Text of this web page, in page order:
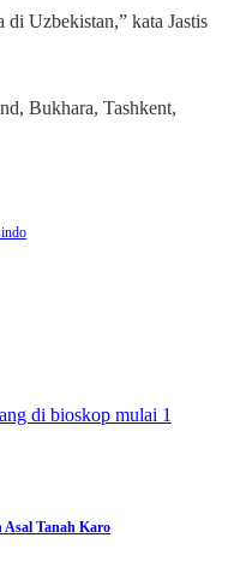
Uzbekistan,” kata Jastis
Bukhara, Tashkent,
Asal Tanah Karo